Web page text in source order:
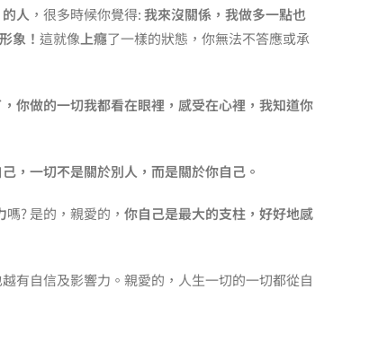
人 ，很多時候你覺得:我來沒關係，我做多一點也
象！ 這就像 上癮了一樣的狀態，你無法不答應或承
你做的一切我都看在眼裡，感受在心裡，我知道你
，一切不是關於別人，而是關於你自己。
嗎? 是的，親愛的， 你自己是最大的支柱，好好地感
有自信及影響力。親愛的，人生一切的一切都從自